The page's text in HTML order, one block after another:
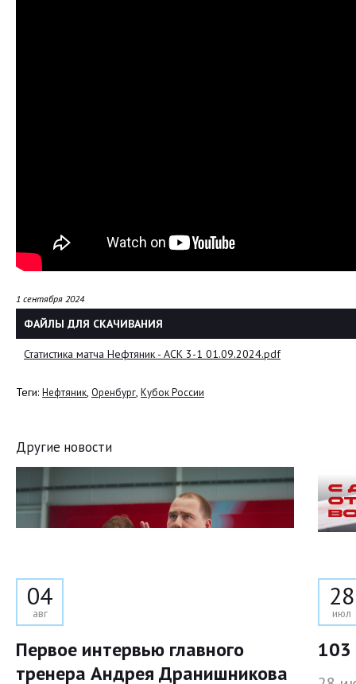
1 сентября 2024
ФАЙЛЫ ДЛЯ СКАЧИВАНИЯ
Статистика матча Нефтяник - АСК 3-1 01.09.2024.pdf
Теги: Нефтяник, Оренбург, Кубок России
Другие новости
04
авг
Первое интервью главного
тренера Андрея Дранишникова
28
июл
103